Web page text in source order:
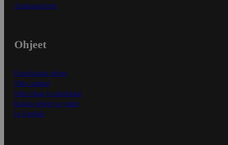
Asiakaspalvelu
Ohjeet
Ensitilaajan ohjeet
Näin maksat
Näin tilaat ja muokkaat
Kaikki ohjeet ja vinkit
In English